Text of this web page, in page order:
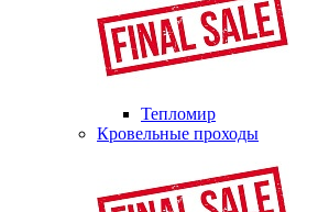
Тепломир
Кровельные проходы